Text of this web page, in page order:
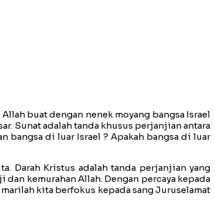
buat dengan nenek moyang bangsa Israel
Sunat adalah tanda khusus perjanjian antara
bangsa di luar Israel ? Apakah bangsa di luar
Darah Kristus adalah tanda perjanjian yang
dan kemurahan Allah. Dengan percaya kepada
kita berfokus kepada sang Juruselamat